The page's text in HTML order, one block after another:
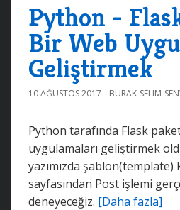
Python -
Bir Web
Geliştirmek
10 AĞUSTOS 2017 BURAK-SELIM-
Python tarafında Flask
uygulamaları geliştirmek
yazımızda
sayfasından Post işlemi
deneyeceğiz. [Daha fazla]